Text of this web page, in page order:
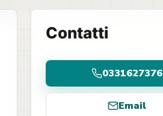
Contatti
0331627376
Email